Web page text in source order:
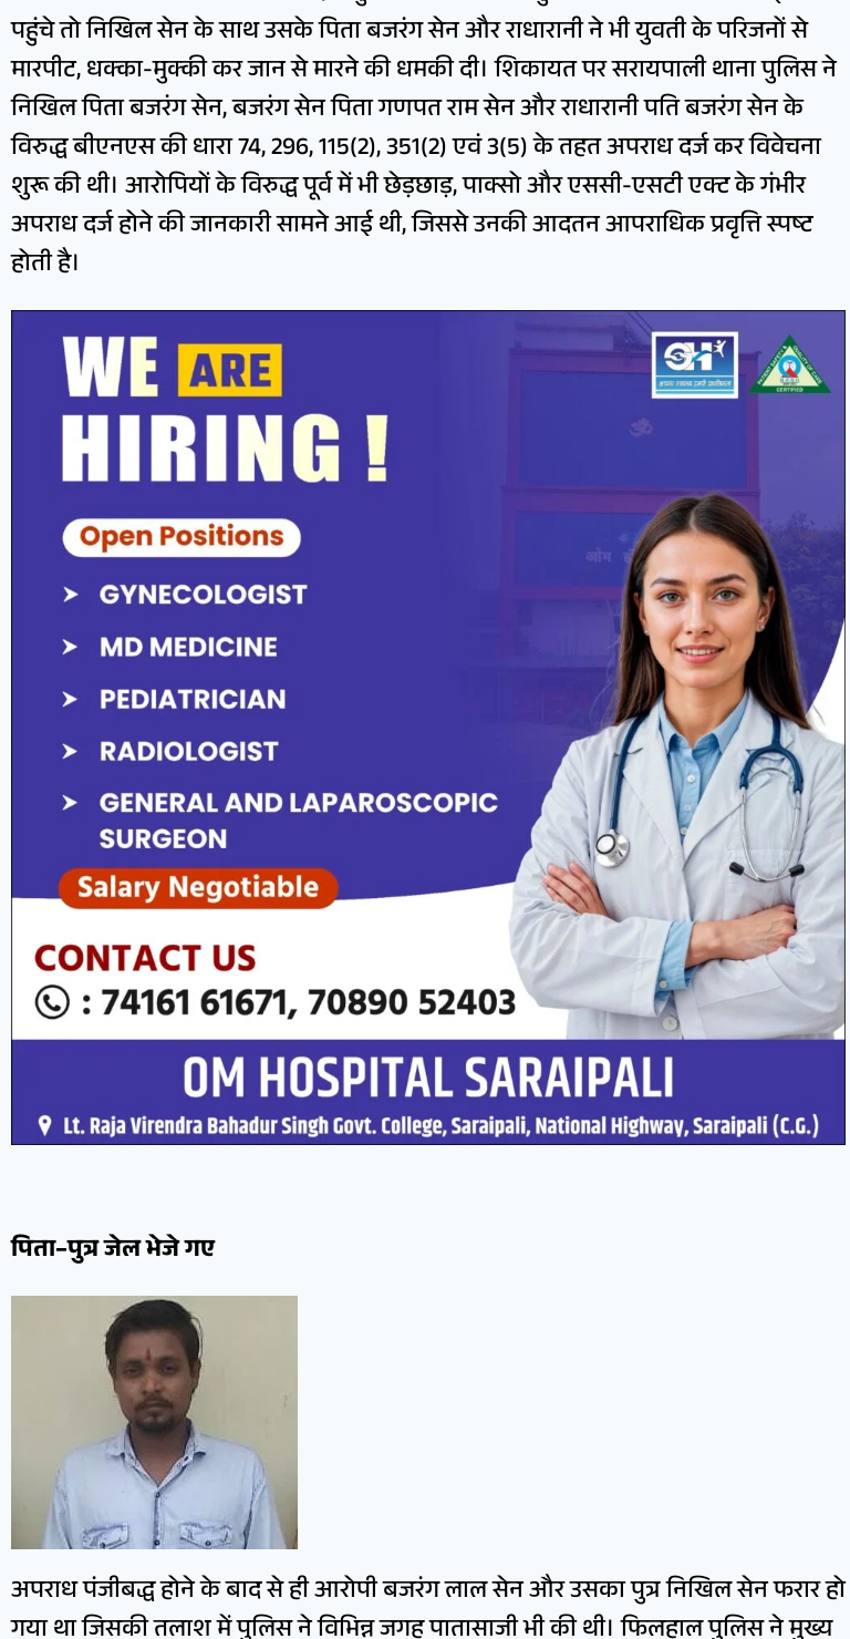
पहुंचे तो निखिल सेन के साथ उसके पिता बजरंग सेन और राधारानी ने भी युवती के परिजनों से
मारपीट, धक्का-मुक्की कर जान से मारने की धमकी दी। शिकायत पर सरायपाली थाना पुलिस ने
निखिल पिता बजरंग सेन, बजरंग सेन पिता गणपत राम सेन और राधारानी पति बजरंग सेन के
विरुद्ध बीएनएस की धारा 74, 296, 115(2), 351(2) एवं 3(5) के तहत अपराध दर्ज कर विवेचना
शुरू की थी। आरोपियों के विरुद्ध पूर्व में भी छेड़छाड़, पाक्सो और एससी-एसटी एक्ट के गंभीर
अपराध दर्ज होने की जानकारी सामने आई थी, जिससे उनकी आदतन आपराधिक प्रवृत्ति स्पष्ट
होती है।
पिता–पुत्र जेल भेजे गए
अपराध पंजीबद्ध होने के बाद से ही आरोपी बजरंग लाल सेन और उसका पुत्र निखिल सेन फरार हो